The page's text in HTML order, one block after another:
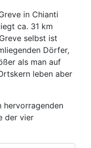
in Chianti
ca. 31 km
selbst ist
Dörfer,
als man auf
leben aber
hervorragenden
der vier